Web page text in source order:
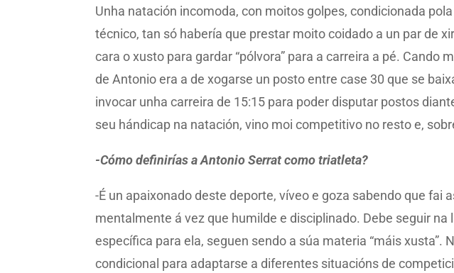
Unha natación incomoda, con moitos golpes, condicionada
técnico, tan só habería que prestar moito coidado a un par de
cara o xusto para gardar “pólvora” para a carreira a pé.
de Antonio era a de xogarse un posto entre case 30 que se
invocar unha carreira de 15:15 para poder disputar postos
seu hándicap na natación, vino moi competitivo no resto e,
-Cómo definirías a Antonio Serrat como triatleta?
-É un apaixonado deste deporte, víveo e goza sabendo que
mentalmente á vez que humilde e disciplinado. Debe seguir
específica para ela, seguen sendo a súa materia “máis
condicional para adaptarse a diferentes situacións de